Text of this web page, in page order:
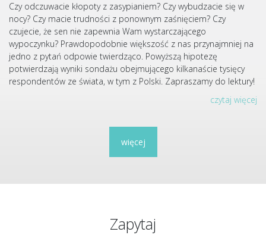
Czy odczuwacie kłopoty z zasypianiem? Czy wybudzacie się w
nocy? Czy macie trudności z ponownym zaśnięciem? Czy
czujecie, że sen nie zapewnia Wam wystarczającego
wypoczynku? Prawdopodobnie większość z nas przynajmniej na
jedno z pytań odpowie twierdząco. Powyższą hipotezę
potwierdzają wyniki sondażu obejmującego kilkanaście tysięcy
respondentów ze świata, w tym z Polski. Zapraszamy do lektury!
czytaj więcej
więcej
Zapytaj